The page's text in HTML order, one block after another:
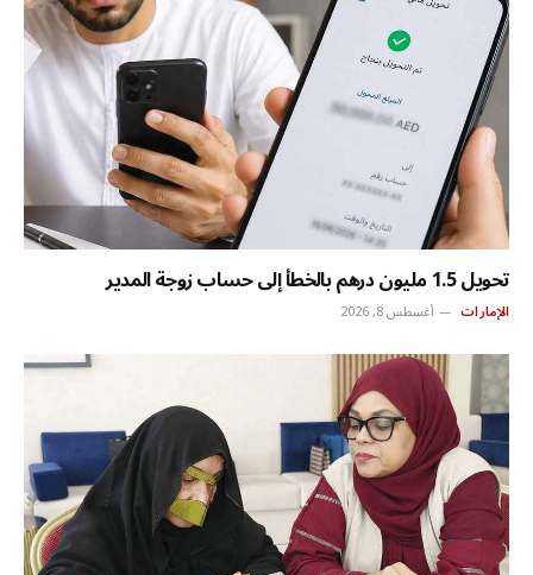
تحويل 1.5 مليون درهم بالخطأ إلى حساب زوجة المدير
الإمارات أغسطس 8, 2026